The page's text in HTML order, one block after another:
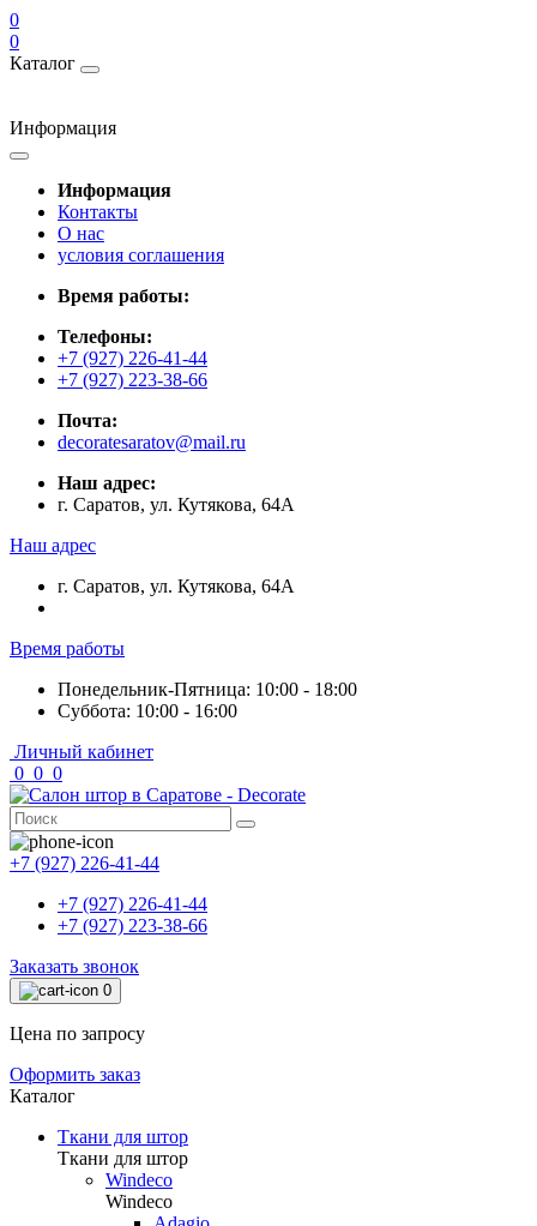
0
0
Каталог
Информация
Информация
Контакты
О нас
условия соглашения
Время работы:
Телефоны:
+7 (927) 226-41-44
+7 (927) 223-38-66
Почта:
decoratesaratov@mail.ru
Наш адрес:
г. Саратов, ул. Кутякова, 64А
Наш адрес
г. Саратов, ул. Кутякова, 64А
Время работы
Понедельник-Пятница: 10:00 - 18:00
Суббота: 10:00 - 16:00
Личный кабинет
0 0 0
+7 (927) 226-41-44
+7 (927) 226-41-44
+7 (927) 223-38-66
Заказать звонок
0
Цена по запросу
Оформить заказ
Каталог
Ткани для штор
Ткани для штор
Windeco
Windeco